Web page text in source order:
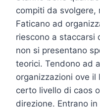
compiti da svolgere,
Faticano ad
riescono a staccarsi
non si presentano
teorici. Tendono ad
organizzazioni ove il
certo livello di caos
direzione. Entrano